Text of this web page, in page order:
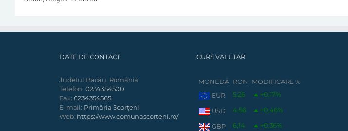
DATE DE CONTACT
Județul Bacău, România
Telefon: 0234354500
Fax: 0234354565
E-mail: Primăria Scorțeni
Web: https://www.comunascorteni.ro/
CURS VALUTAR
MONEDĂ RON
MODIFICARE %
EUR
5,26 +0,17%
USD 4,56 +0,46%
GBP 6,14 +0,36%